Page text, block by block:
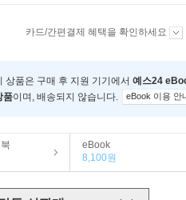
카드/간편결제 혜택을 확인하세요
상품은 구매 후 지원 기기에서 예스24
품이며, 배송되지 않습니다. eBook 이용 안
eBook
8,100원